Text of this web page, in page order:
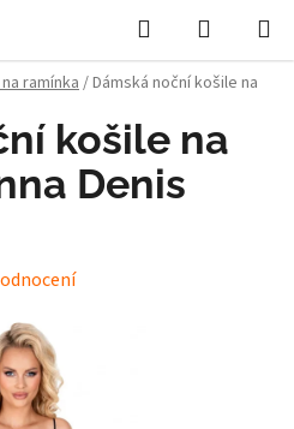
Hledat
KOŠÍK
ramínka/Dámská noční košile na
košile na
Denis